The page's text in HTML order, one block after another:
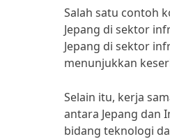
Salah satu contoh
Jepang di sektor
Jepang di sektor
menunjukkan
Selain itu, kerja
antara Jepang dan
bidang teknologi